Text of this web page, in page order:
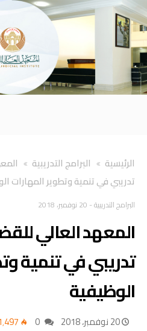
‫الرئيسية‬ البرامج التدريبية
تدريبي في تنمية وتطوير المهارات
البرامج التدريبية- 20 نوفمبر، 2018
المعهد العالي
تدريبي في تنمية
الوظيفية
20 نوفمبر، 2018